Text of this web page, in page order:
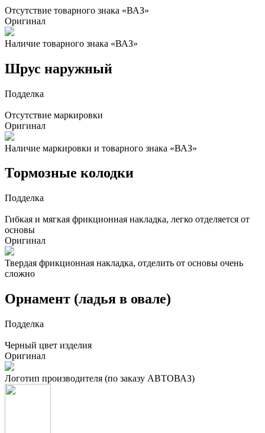
Отсутствие товарного знака «ВАЗ»
Оригинал
Наличие товарного знака «ВАЗ»
Шрус наружный
Подделка
Отсутствие маркировки
Оригинал
Наличие маркировки и товарного знака «ВАЗ»
Тормозные колодки
Подделка
Гибкая и мягкая фрикционная накладка, легко отделяется от
основы
Оригинал
Твердая фрикционная накладка, отделить от основы очень
сложно
Орнамент (ладья в овале)
Подделка
Черный цвет изделия
Оригинал
Логотип производителя (по заказу АВТОВАЗ)